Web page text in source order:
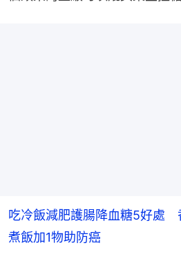
吃冷飯減肥護腸降血糖5好處
煮飯加1物助防癌